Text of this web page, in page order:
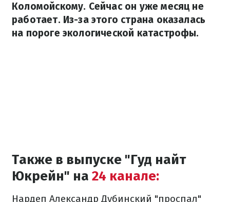
Коломойскому. Сейчас он уже месяц не
работает. Из-за этого страна оказалась
на пороге экологической катастрофы.
Также в выпуске "Гуд найт
Юкрейн" на 24 канале:
Нардеп Александр Дубинский "проспал"